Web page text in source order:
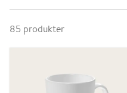
85 produkter